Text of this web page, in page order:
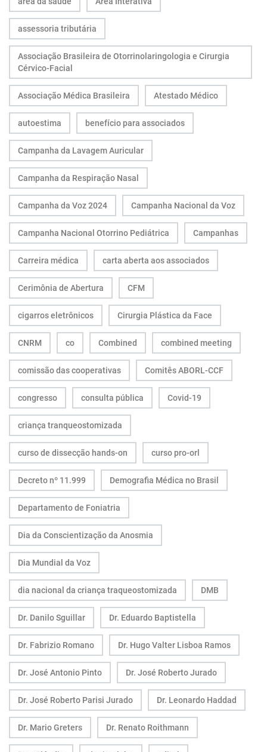
assessoria tributária
Associação Brasileira de Otorrinolaringologia e Cirurgia
Cérvico-Facial
Associação Médica Brasileira Atestado Médico
autoestima benefício para associados
Campanha da Lavagem Auricular
Campanha da Respiração Nasal
Campanha da Voz 2024 Campanha Nacional da Voz
Campanha Nacional Otorrino Pediátrica Campanhas
Carreira médica carta aberta aos associados
Cerimônia de Abertura CFM
cigarros eletrônicos Cirurgia Plástica da Face
CNRM co Combined combined meeting
comissão das cooperativas Comitês ABORL-CCF
congresso consulta pública Covid-19
criança tranqueostomizada
curso de dissecção hands-on curso pro-orl
Decreto nº 11.999 Demografia Médica no Brasil
Departamento de Foniatria
Dia da Conscientização da Anosmia
Dia Mundial da Voz
dia nacional da criança traqueostomizada DMB
Dr. Danilo Sguillar Dr. Eduardo Baptistella
Dr. Fabrizio Romano Dr. Hugo Valter Lisboa Ramos
Dr. José Antonio Pinto Dr. José Roberto Jurado
Dr. José Roberto Parisi Jurado Dr. Leonardo Haddad
Dr. Mario Greters Dr. Renato Roithmann